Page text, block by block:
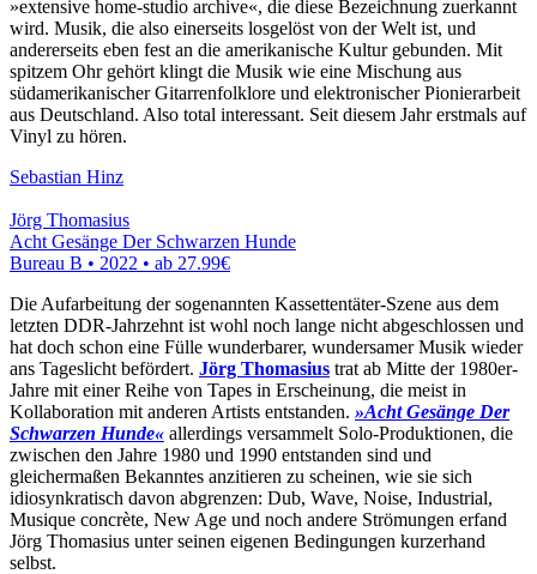
»extensive home-studio archive«, die diese Bezeichnung zuerkannt
wird. Musik, die also einerseits losgelöst von der Welt ist, und
andererseits eben fest an die amerikanische Kultur gebunden. Mit
spitzem Ohr gehört klingt die Musik wie eine Mischung aus
südamerikanischer Gitarrenfolklore und elektronischer Pionierarbeit
aus Deutschland. Also total interessant. Seit diesem Jahr erstmals auf
Vinyl zu hören.
Sebastian Hinz
Jörg Thomasius
Acht Gesänge Der Schwarzen Hunde
Bureau B • 2022 • ab 27.99€
Die Aufarbeitung der sogenannten Kassettentäter-Szene aus dem
letzten DDR-Jahrzehnt ist wohl noch lange nicht abgeschlossen und
hat doch schon eine Fülle wunderbarer, wundersamer Musik wieder
ans Tageslicht befördert. Jörg Thomasius trat ab Mitte der 1980er-
Jahre mit einer Reihe von Tapes in Erscheinung, die meist in
Kollaboration mit anderen Artists entstanden. »Acht Gesänge Der
Schwarzen Hunde« allerdings versammelt Solo-Produktionen, die
zwischen den Jahre 1980 und 1990 entstanden sind und
gleichermaßen Bekanntes anzitieren zu scheinen, wie sie sich
idiosynkratisch davon abgrenzen: Dub, Wave, Noise, Industrial,
Musique concrète, New Age und noch andere Strömungen erfand
Jörg Thomasius unter seinen eigenen Bedingungen kurzerhand
selbst.